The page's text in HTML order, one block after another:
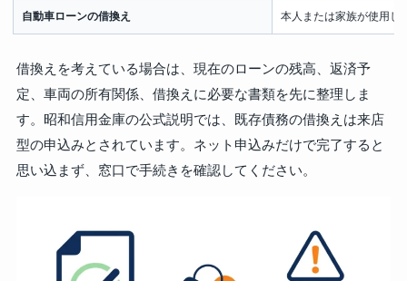
自動車ローンの借換え 本人または家族が使用し
借換えを考えている場合は、現在のローンの残高、返済予
定、車両の所有関係、借換えに必要な書類を先に整理しま
す。昭和信用金庫の公式説明では、既存債務の借換えは来店
型の申込みとされています。ネット申込みだけで完了すると
思い込まず、窓口で手続きを確認してください。